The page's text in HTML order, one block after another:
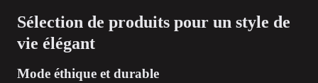
Sélection de produits pour un style de
vie élégant
Mode éthique et durable